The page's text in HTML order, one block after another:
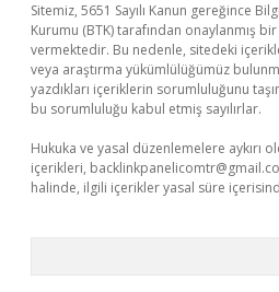
Sitemiz, 5651 Sayılı Kanun gereğince
Kurumu (BTK) tarafından onaylanmış
vermektedir. Bu nedenle, sitedeki
veya araştırma yükümlülüğümüz
yazdıkları içeriklerin sorumluluğunu
bu sorumluluğu kabul etmiş sayılırlar.
Hukuka ve yasal düzenlemelere aykırı
içerikleri,
halinde, ilgili içerikler yasal süre